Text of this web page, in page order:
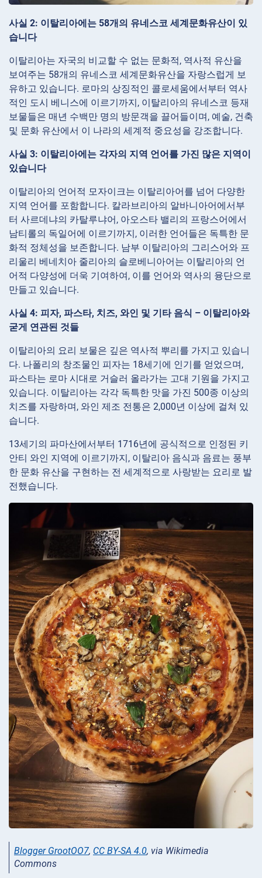
사실 2: 이탈리아에는 58개의 유네스코 세계문화유산이 있
습니다
이탈리아는 자국의 비교할 수 없는 문화적, 역사적 유산을
보여주는 58개의 유네스코 세계문화유산을 자랑스럽게 보
유하고 있습니다. 로마의 상징적인 콜로세움에서부터 역사
적인 도시 베니스에 이르기까지, 이탈리아의 유네스코 등재
보물들은 매년 수백만 명의 방문객을 끌어들이며, 예술, 건축
및 문화 유산에서 이 나라의 세계적 중요성을 강조합니다.
사실 3: 이탈리아에는 각자의 지역 언어를 가진 많은 지역이
있습니다
이탈리아의 언어적 모자이크는 이탈리아어를 넘어 다양한
지역 언어를 포함합니다. 칼라브리아의 알바니아어에서부
터 사르데냐의 카탈루냐어, 아오스타 밸리의 프랑스어에서
남티롤의 독일어에 이르기까지, 이러한 언어들은 독특한 문
화적 정체성을 보존합니다. 남부 이탈리아의 그리스어와 프
리울리 베네치아 줄리아의 슬로베니아어는 이탈리아의 언
어적 다양성에 더욱 기여하여, 이를 언어와 역사의 융단으로
만들고 있습니다.
사실 4: 피자, 파스타, 치즈, 와인 및 기타 음식 – 이탈리아와
굳게 연관된 것들
이탈리아의 요리 보물은 깊은 역사적 뿌리를 가지고 있습니
다. 나폴리의 창조물인 피자는 18세기에 인기를 얻었으며,
파스타는 로마 시대로 거슬러 올라가는 고대 기원을 가지고
있습니다. 이탈리아는 각각 독특한 맛을 가진 500종 이상의
치즈를 자랑하며, 와인 제조 전통은 2,000년 이상에 걸쳐 있
습니다.
13세기의 파마산에서부터 1716년에 공식적으로 인정된 키
안티 와인 지역에 이르기까지, 이탈리아 음식과 음료는 풍부
한 문화 유산을 구현하는 전 세계적으로 사랑받는 요리로 발
전했습니다.
Blogger GrootOO7, CC BY-SA 4.0, via Wikimedia
Commons